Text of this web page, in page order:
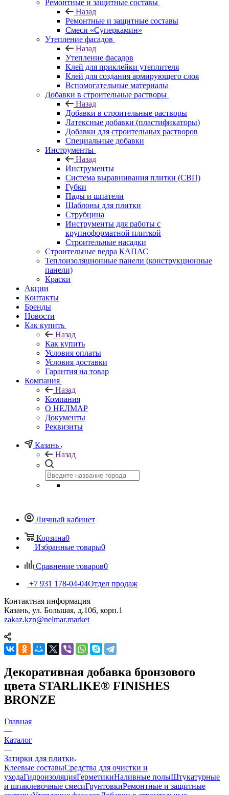
Ремонтные и защитные составы
Назад
Ремонтные и защитные составы
Смеси «Суперкамин»
Утепление фасадов
Назад
Утепление фасадов
Клей для приклейки утеплителя
Клей для создания армирующего слоя
Вспомогательные материалы
Добавки в строительные растворы
Назад
Добавки в строительные растворы
Латексные добавки (пластификаторы)
Добавки для строительных растворов
Специальные добавки
Инструменты
Назад
Инструменты
Система выравнивания плитки (СВП)
Губки
Пады и шпатели
Шаблоны для плитки
Струбцина
Инструменты для работы с
крупноформатной плиткой
Строительные насадки
Строительные ведра КАПАС
Теплоизоляционные панели (конструкционные
панели)
Краски
Акции
Контакты
Бренды
Новости
Как купить
Назад
Как купить
Условия оплаты
Условия доставки
Гарантия на товар
Компания
Назад
Компания
О НЕЛМАР
Документы
Реквизиты
Казань
Назад
Личный кабинет
Корзина0
Избранные товары0
Сравнение товаров0
+7 931 178-04-04Отдел продаж
Контактная информация
Казань, ул. Большая, д.106, корп.1
zakaz.kzn@nelmar.market
Декоративная добавка бронзового
цвета STARLIKE® FINISHES
BRONZE
Главная
—
Каталог
—
Затирки для плитки
Клеевые составыСредства для очистки и
уходаГидроизоляцияГерметикиНаливные полыШтукатурные
и шпаклевочные смесиГрунтовкиРемонтные и защитные